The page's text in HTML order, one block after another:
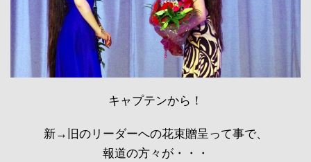
キャプテンから！
新→旧のリーダーへの花束贈呈って事で、
報道の方々が・・・